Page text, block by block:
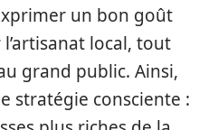
un bon goût
local, tout
grand public. Ainsi,
stratégie consciente :